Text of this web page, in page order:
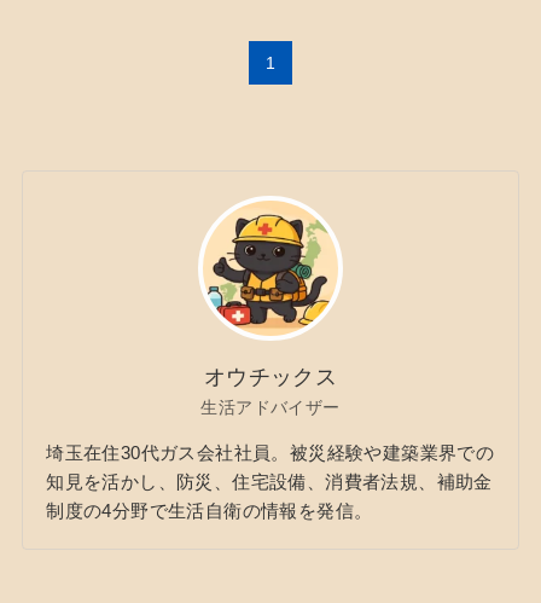
1
オウチックス
生活アドバイザー
埼玉在住30代ガス会社社員。被災経験や建築業界での
知見を活かし、防災、住宅設備、消費者法規、補助金
制度の4分野で生活自衛の情報を発信。